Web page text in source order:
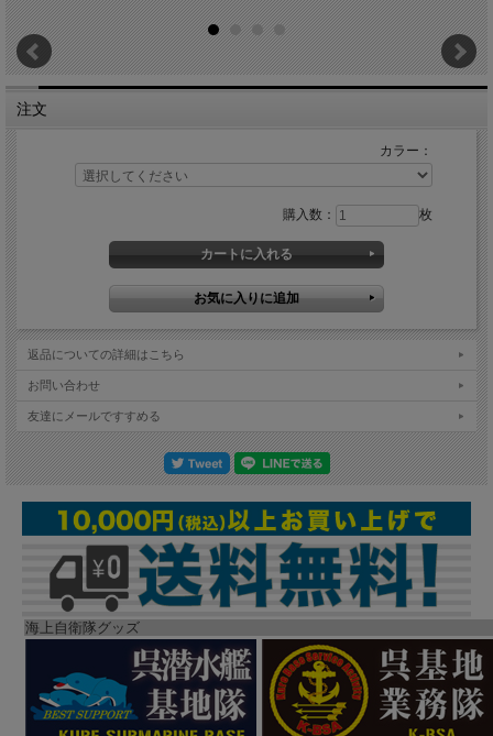
注文
カラー：
購入数： 枚
返品についての詳細はこちら
お問い合わせ
友達にメールですすめる
海上自衛隊グッズ